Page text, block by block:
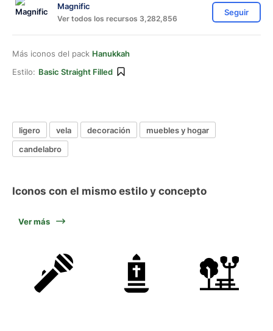
Magnific
Ver todos los recursos 3,282,856
Seguir
Más iconos del pack Hanukkah
Estilo: Basic Straight Filled
ligero vela decoración
muebles y hogar
candelabro
Iconos con el mismo estilo y concepto
Ver más